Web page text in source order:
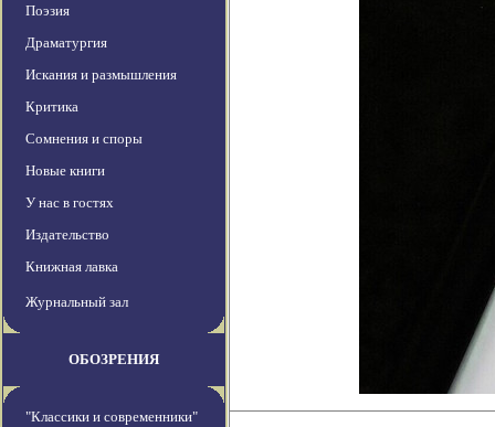
Поэзия
Драматургия
Искания и размышления
Критика
Сомнения и споры
Новые книги
У нас в гостях
Издательство
Книжная лавка
Журнальный зал
ОБОЗРЕНИЯ
"Классики и современники"